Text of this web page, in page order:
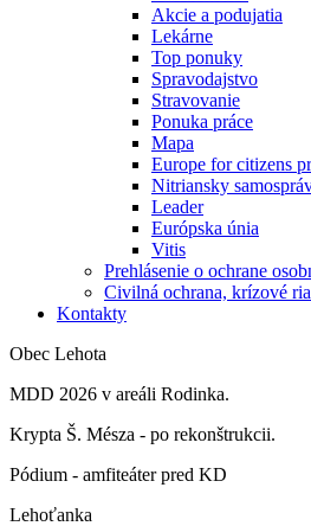
Akcie a podujatia
Lekárne
Top ponuky
Spravodajstvo
Stravovanie
Ponuka práce
Mapa
Europe for citizens
Nitriansky
Leader
Európska únia
Vitis
Prehlásenie o ochrane
Civilná ochrana, krízové
Kontakty
Obec Lehota
MDD 2026 v areáli Rodinka.
Krypta Š. Mésza - po rekonštrukcii.
Pódium - amfiteáter pred KD
Lehoťanka